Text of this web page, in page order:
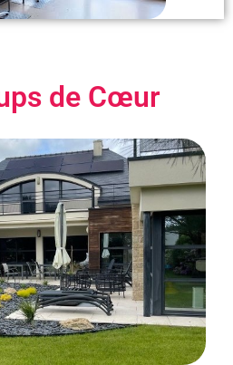
de Cœur